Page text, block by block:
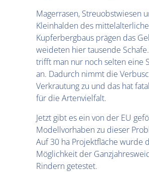
Magerrasen, Streuobstwiesen
Kleinhalden des
Kupferbergbaus prägen das
weideten hier tausende
trifft man nur noch selten eine
an. Dadurch nimmt die
Verkrautung zu und das hat
für die Artenvielfalt.
Jetzt gibt es ein von der EU
Modellvorhaben zu dieser
Auf 30 ha Projektfläche wurde
Möglichkeit der
Rindern getestet.